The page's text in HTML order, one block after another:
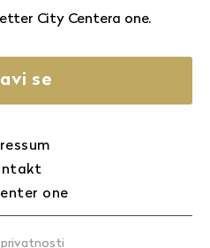
City Centera one.
se
one
privatnosti